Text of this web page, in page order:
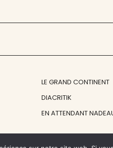
LE GRAND CONTINENT
DIACRITIK
EN ATTENDANT